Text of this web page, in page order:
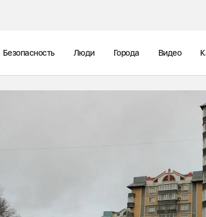
Безопасность Люди Города Видео